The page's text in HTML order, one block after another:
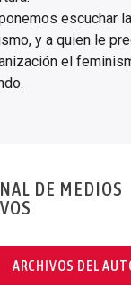
escuchar
y a quien le
el
DE MEDIOS
ARCHIVOS DEL